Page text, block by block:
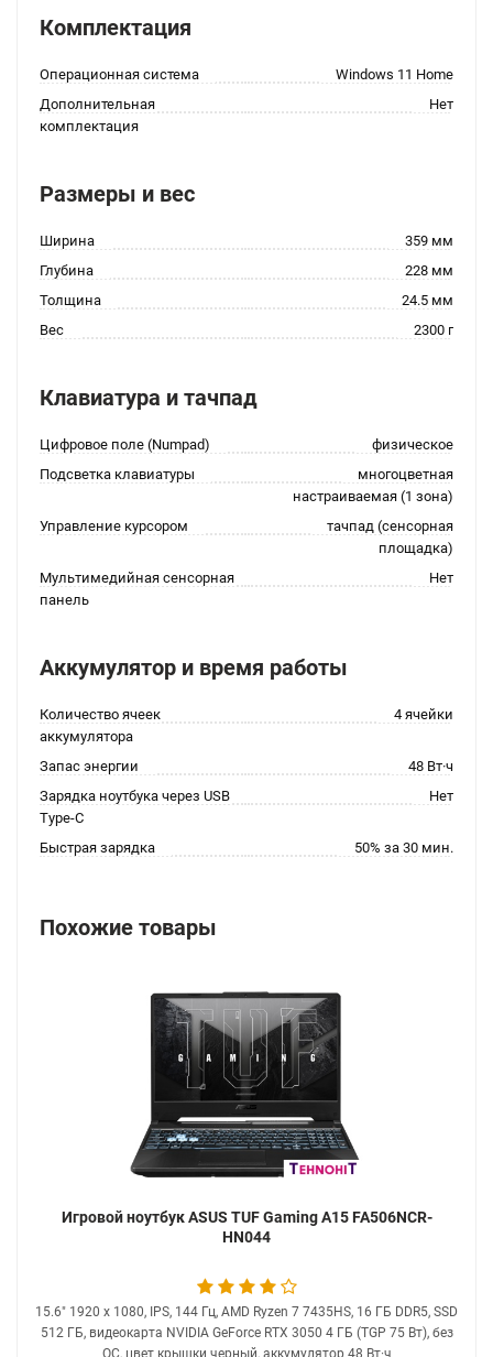
Комплектация
Операционная система
Windows 11 Home
Дополнительная
комплектация
Нет
Размеры и вес
Ширина
359 мм
Глубина
228 мм
Толщина
24.5 мм
Вес
2300 г
Клавиатура и тачпад
Цифровое поле (Numpad)
физическое
Подсветка клавиатуры
многоцветная
настраиваемая (1 зона)
Управление курсором
тачпад (сенсорная
площадка)
Мультимедийная сенсорная
панель
Нет
Аккумулятор и время работы
Количество ячеек
аккумулятора
4 ячейки
Запас энергии
48 Вт·ч
Зарядка ноутбука через USB
Type-C
Нет
Быстрая зарядка 50% за 30 мин.
Похожие товары
Игровой ноутбук ASUS TUF Gaming A15 FA506NCR-
HN044
15.6" 1920 x 1080, IPS, 144 Гц, AMD Ryzen 7 7435HS, 16 ГБ DDR5, SSD
512 ГБ, видеокарта NVIDIA GeForce RTX 3050 4 ГБ (TGP 75 Вт), без
ОС, цвет крышки черный, аккумулятор 48 Вт·ч